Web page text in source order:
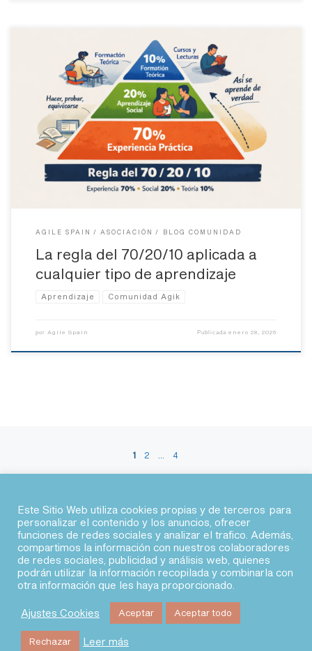
Durante mucho tiempo hemos entendido el aprendizaje como
algo bastante lineal: alguien enseña, alguien escucha, alguien
aprueba un examen. Curso, certificación, título. Fin. Pero la
realidad —la que vivimos cuando intentamos aprender de verdad
— funciona de otra manera. Mucho más desordenada. Mucho más
humana. Ahí es donde entra en juego […]
AGILE SPAIN ASOCIACIÓN BLOG COMUNIDAD
La regla del 70/20/10 aplicada a
cualquier tipo de aprendizaje
Aprendizaje Comunidad Agik
por Agile Spain Publicadaenero 28, 2026
1 2 4
© 2026 · Agile Spain
fab fa-linkedin
fab fa-twitter
fab fa-slack
fab fa-youtube
Este Sitio Web utiliza cookies propias y de terceros para
personalizar el contenido y los anuncios, ofrecer
funciones de redes sociales y analizar el trafico. Además,
compartimos la información con nuestros colaboradores
de redes sociales, publicidad y análisis web, quienes
podrán utilizar la información recopilada y combinarla con
otra información que les haya proporcionado.
Ajustes Cookies Aceptar Aceptar todo
Rechazar Leer más